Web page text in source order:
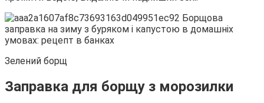
Зелений борщ
Заправка для борщу з морозилки